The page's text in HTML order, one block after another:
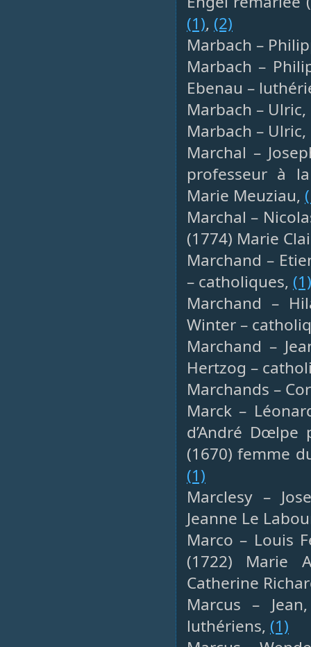
(1), (2)
Marbach –
Marbach –
Ebenau –
Marbach –
Marbach –
Marchal –
professeur à
Marie Meuziau,
Marchal –
(1774) Marie
Marchand –
– catholiques, (1)
Marchand –
Winter –
Marchand –
Hertzog –
Marchands –
Marck –
d’André Dœlpe
(1670) femme
(1)
Marclesy –
Jeanne Le
Marco – Louis
(1722) Marie
Catherine
Marcus –
luthériens, (1)